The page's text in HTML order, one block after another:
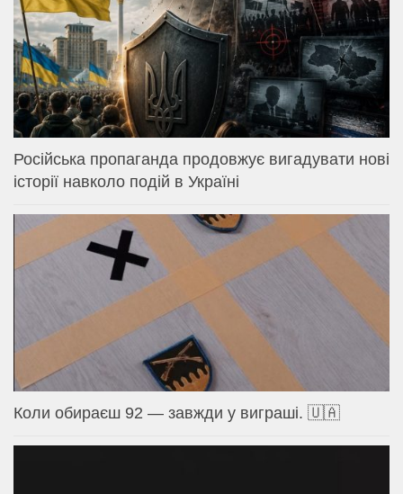
Російська пропаганда продовжує вигадувати нові
історії навколо подій в Україні
Коли обираєш 92 — завжди у виграші. 🇺🇦